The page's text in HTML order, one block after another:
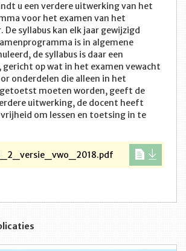
u een verdere uitwerking van het
voor het examen van het
De syllabus kan elk jaar gewijzigd
is in algemene
de syllabus is daar een
op wat in het examen vewacht
onderdelen die alleen in het
moeten worden, geeft de
uitwerking, de docent heeft
om lessen en toetsing in te